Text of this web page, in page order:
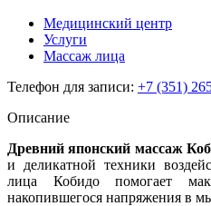
Медицинский центр
Услуги
Массаж лица
Телефон для записи: +7 (351)
Описание
Древний японский массаж
и деликатной техники
лица Кобидо помогает
накопившегося напряжения в